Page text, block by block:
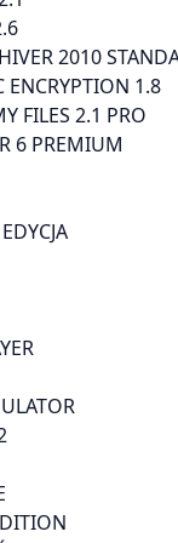
2010
ENCRYPTION 1.8
FILES 2.1 PRO
6 PREMIUM